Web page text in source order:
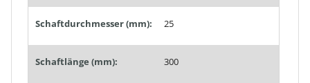
Schaftdurchmesser (mm): 25
Schaftlänge (mm): 300